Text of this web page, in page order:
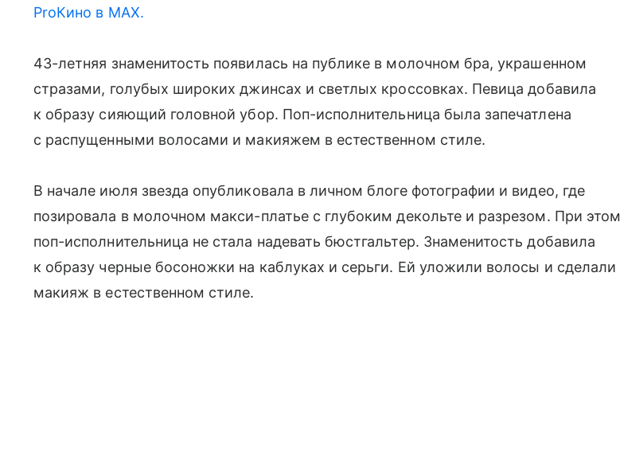
ProКино в MAX.
43-летняя знаменитость появилась на публике в молочном бра, украшенном
стразами, голубых широких джинсах и светлых кроссовках. Певица добавила
к образу сияющий головной убор. Поп-исполнительница была запечатлена
с распущенными волосами и макияжем в естественном стиле.
В начале июля звезда опубликовала в личном блоге фотографии и видео, где
позировала в молочном макси-платье с глубоким декольте и разрезом. При этом
поп-исполнительница не стала надевать бюстгальтер. Знаменитость добавила
к образу черные босоножки на каблуках и серьги. Ей уложили волосы и сделали
макияж в естественном стиле.